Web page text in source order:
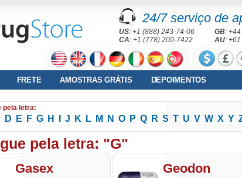
24/7 serviço de
US: +1 (888) 243-74-06 GB:
CA: +1 (778) 200-7422 AU:
FRETE AMOSTRAS GRÁTIS DEPOIMENTOS
pela letra:
D E F G H J K L M N O P Q R S T U V W X Y
pela letra: "G"
Gasex Geodon